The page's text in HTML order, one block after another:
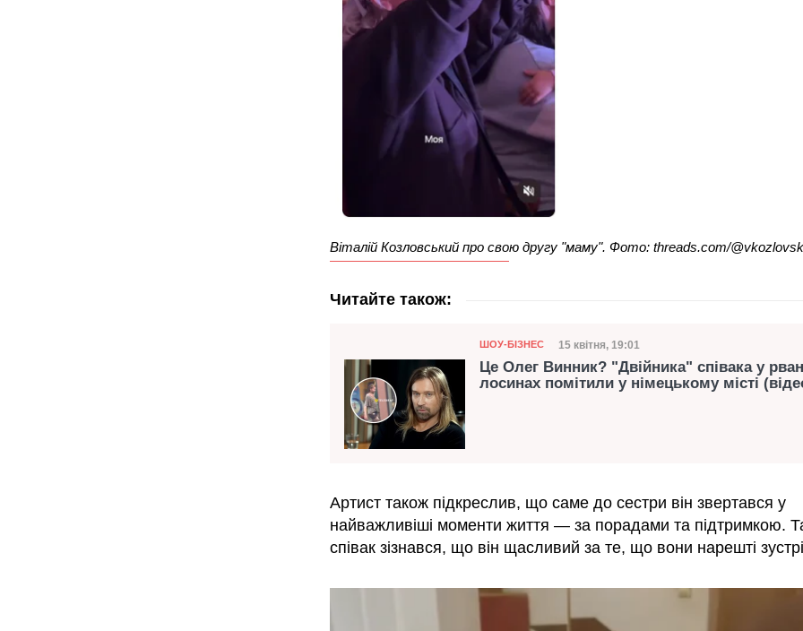
Віталій Козловський про свою другу "маму". Фото: threads.com/
Читайте також:
Категорія
ШОУ-БІЗНЕС Дата публікації
15 квітня, 19:01
Це Олег Винник? "Двійника" співака у
лосинах помітили у німецькому місті
Артист також підкреслив, що саме до сестри він звертався у
найважливіші моменти життя — за порадами та підтримкою.
співак зізнався, що він щасливий за те, що вони нарешті